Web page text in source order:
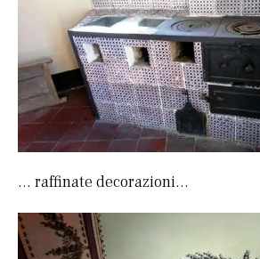
… raffinate decorazioni…